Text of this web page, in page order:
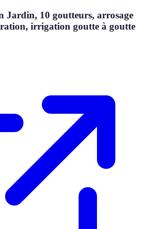
Jardin, 10 goutteurs, arrosage
irrigation goutte à goutte